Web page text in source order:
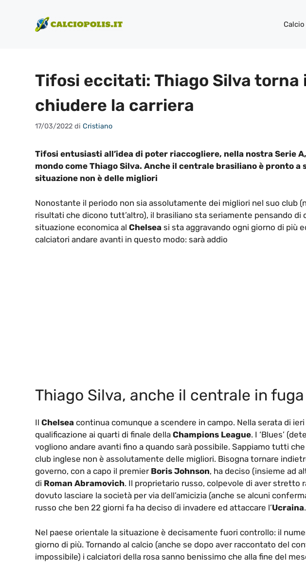
contenuto
Calcio
Tifosi eccitati: Thiago Silva torna
chiudere la carriera
17/03/2022 di Cristiano
Tifosi entusiasti all’idea di poter riaccogliere, nella nostra Serie
mondo come Thiago Silva. Anche il centrale brasiliano è pronto a
situazione non è delle migliori
Nonostante il periodo non sia assolutamente dei migliori nel suo club
risultati che dicono tutt’altro), il brasiliano sta seriamente pensando di
situazione economica al Chelsea si sta aggravando ogni giorno di più
calciatori andare avanti in questo modo: sarà addio
Thiago Silva, anche il centrale in
Il Chelsea continua comunque a scendere in campo. Nella serata di
qualificazione ai quarti di finale della Champions League. I ‘Blues’
vogliono andare avanti fino a quando sarà possibile. Sappiamo tutti
club inglese non è assolutamente delle migliori. Bisogna tornare
governo, con a capo il premierBoris Johnson, ha deciso (insieme ad
di Roman Abramovich. Il proprietario russo, colpevole di aver stretto
dovuto lasciare la società per via dell’amicizia (anche se alcuni
russo che ben 22 giorni fa ha deciso di invadere ed attaccare l’Ucraina.
Nel paese orientale la situazione è decisamente fuori controllo: il
giorno di più. Tornando al calcio (anche se dopo aver raccontato del
impossibile) i calciatori della rosa sanno benissimo che alla fine del